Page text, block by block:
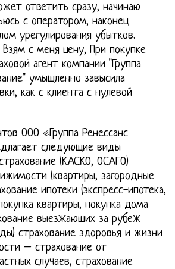
ответить сразу, начинаю
с оператором, наконец
урегулирования убытков.
Взям с меня цену, При покупке
агент компании "Группа
умышленно завысила
как с клиента с нулевой
ООО «Группа Ренессанс
следующие виды
(КАСКО, ОСАГО)
(квартиры, загородные
ипотеки (экспресс-ипотека,
квартиры, покупка дома
выезжающих за рубеж
страхование здоровья и жизни
– страхование от
случаев, страхование